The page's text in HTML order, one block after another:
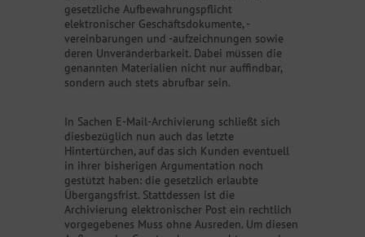
gesetzliche Aufbewahrungspflicht
elektronischer Geschäftsdokumente, -
vereinbarungen und -aufzeichnungen sowie
deren Unveränderbarkeit. Dabei müssen die
genannten Materialien nicht nur auffindbar,
sondern auch stets abrufbar sein.
In Sachen E-Mail-Archivierung schließt sich
diesbezüglich nun auch das letzte
Hintertürchen, auf das sich Kunden eventuell
in ihrer bisherigen Argumentation noch
gestützt haben: die gesetzlich erlaubte
Übergangsfrist. Stattdessen ist die
Archivierung elektronischer Post ein rechtlich
vorgegebenes Muss ohne Ausreden. Um diesen